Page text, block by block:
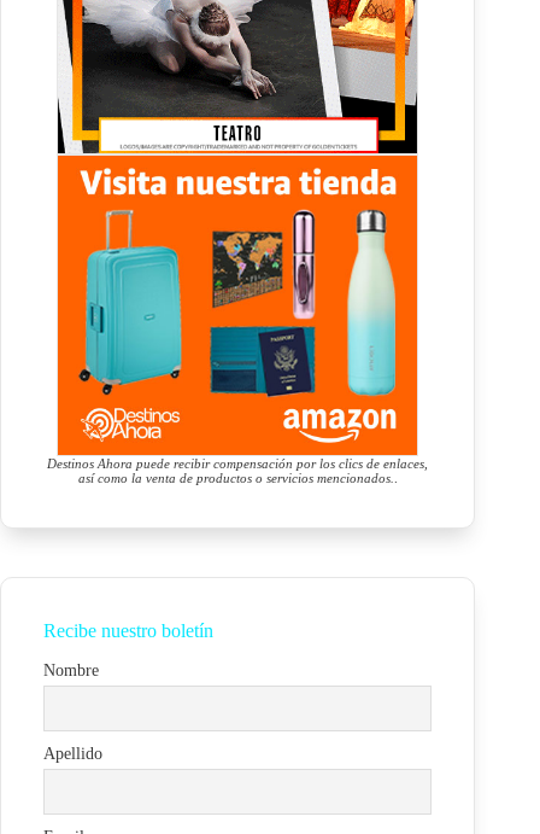
Destinos Ahora puede recibir compensación por los clics de enlaces,
así como la venta de productos o servicios mencionados.
Recibe nuestro boletín
Nombre
Apellido